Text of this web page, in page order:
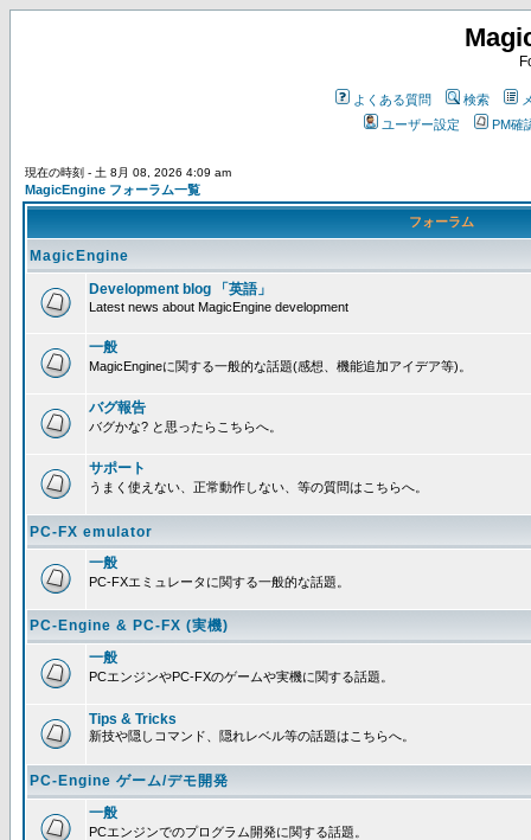
よくある質問 検索
ユーザー設定
PM確
現在の時刻 - 土 8月 08, 2026 4:09 am
MagicEngine フォーラム一覧
フォーラム
MagicEngine
Development blog 「英語」
Latest news about MagicEngine development
一般
MagicEngineに関する一般的な話題(感想、機能追加アイデア等)。
バグ報告
バグかな? と思ったらこちらへ。
サポート
うまく使えない、正常動作しない、等の質問はこちらへ。
PC-FX emulator
一般
PC-FXエミュレータに関する一般的な話題。
PC-Engine & PC-FX (実機)
一般
PCエンジンやPC-FXのゲームや実機に関する話題。
Tips & Tricks
新技や隠しコマンド、隠れレベル等の話題はこちらへ。
PC-Engine ゲーム/デモ開発
一般
PCエンジンでのプログラム開発に関する話題。